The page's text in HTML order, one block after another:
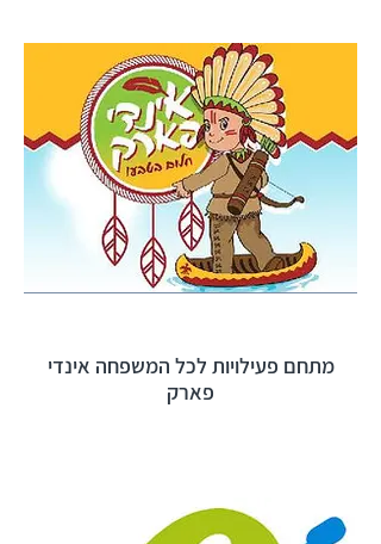
מתחם פעילויות לכל המשפחה אינדי
פארק